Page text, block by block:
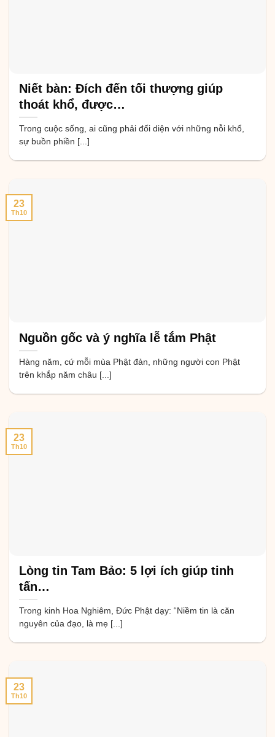
Niết bàn: Đích đến tối thượng giúp
thoát khổ, được…
Trong cuộc sống, ai cũng phải đối diện với những nỗi khổ,
sự buồn phiền [...]
Nguồn gốc và ý nghĩa lễ tắm Phật
Hàng năm, cứ mỗi mùa Phật đản, những người con Phật
trên khắp năm châu [...]
23
Th10
Lòng tin Tam Bảo: 5 lợi ích giúp tinh
tấn…
Trong kinh Hoa Nghiêm, Đức Phật dạy: “Niềm tin là căn
nguyên của đạo, là mẹ [...]
23
Th10
23
Th10